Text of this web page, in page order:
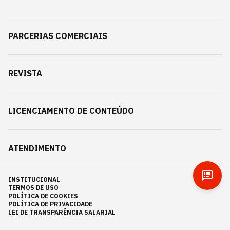
PARCERIAS COMERCIAIS
REVISTA
LICENCIAMENTO DE CONTEÚDO
ATENDIMENTO
INSTITUCIONAL
TERMOS DE USO
POLÍTICA DE COOKIES
POLÍTICA DE PRIVACIDADE
LEI DE TRANSPARÊNCIA SALARIAL